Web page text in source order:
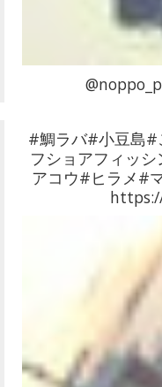
#鯛ラバ#小豆島#
フショアフィッ
アコウ#ヒラメ#